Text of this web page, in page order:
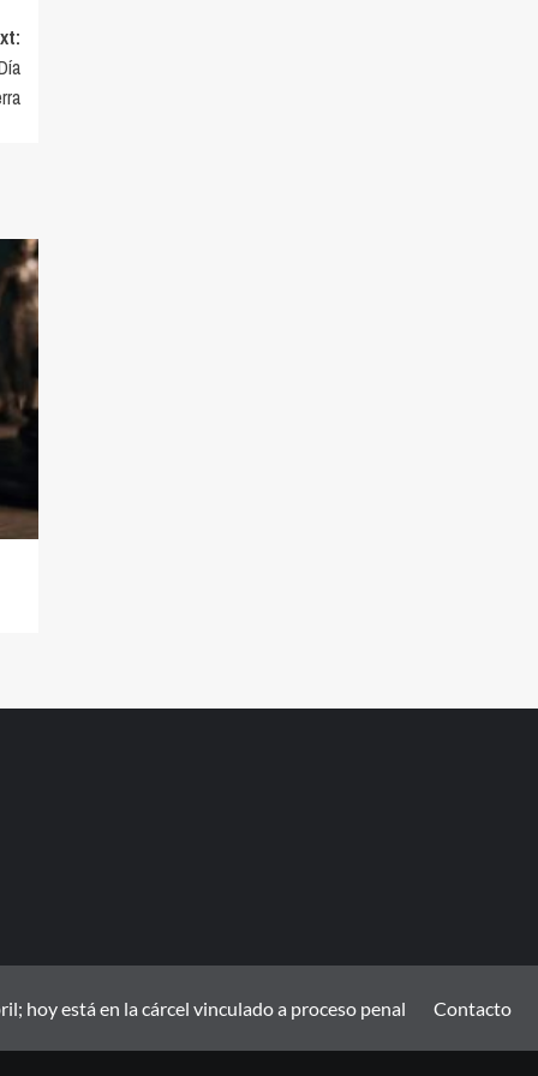
hoy está en la cárcel vinculado a proceso penal Contacto